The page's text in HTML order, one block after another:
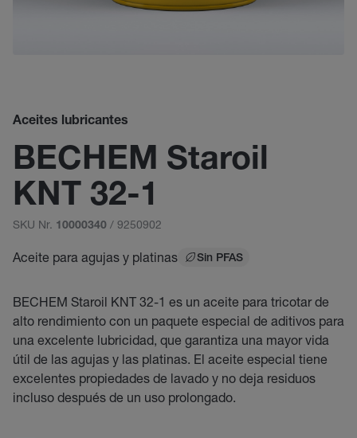
Aceites lubricantes
BECHEM Staroil
KNT 32-1
SKU Nr. 10000340 / 9250902
Aceite para agujas y platinas Sin PFAS
BECHEM Staroil KNT 32-1 es un aceite para tricotar de
alto rendimiento con un paquete especial de aditivos para
una excelente lubricidad, que garantiza una mayor vida
útil de las agujas y las platinas. El aceite especial tiene
excelentes propiedades de lavado y no deja residuos
incluso después de un uso prolongado.